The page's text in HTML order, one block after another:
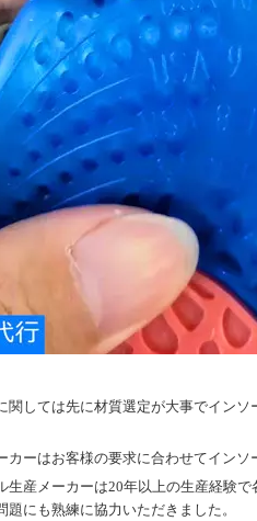
関しては先に材質選定が大事でイン
カーはお客様の要求に合わせてインソ
生産メーカーは20年以上の生産経験
題にも熟練に協力いただきました。